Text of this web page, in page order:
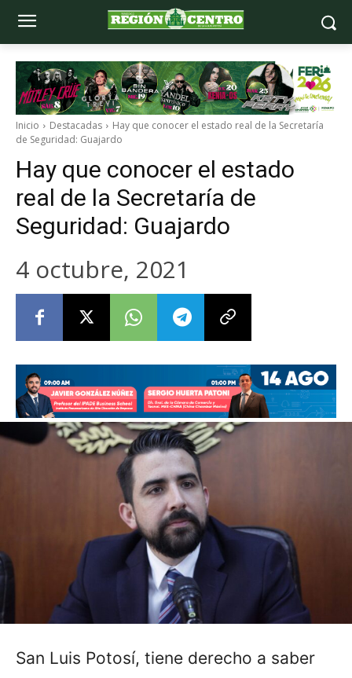
Inicio Destacadas
Hay que conocer el estado real de la Secretaría
de Seguridad: Guajardo
Hay que conocer el estado
real de la Secretaría de
Seguridad: Guajardo
4 octubre, 2021
San Luis Potosí, tiene derecho a saber